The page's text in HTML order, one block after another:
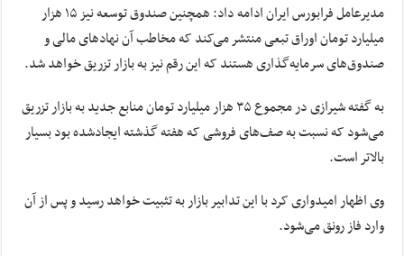
مدیرعامل فرابورس ایران ادامه داد: همچنین صندوق توسعه نیز ۱۵ هزار
میلیارد تومان اوراق تبعی منتشر می‌کند که مخاطب آن نهادهای مالی و
صندوق‌های سرمایه‌گذاری هستند که این رقم نیز به بازار تزریق خواهد شد.
به گفته شیرازی در مجموع ۳۵ هزار میلیارد تومان منابع جدید به بازار تزریق
می‌شود که نسبت به صف‌های فروشی که هفته گذشته ایجادشده بود بسیار
بالاتر است.
وی اظهار امیدواری کرد با این تدابیر بازار به تثبیت خواهد رسید و پس از آن
وارد فاز رونق می‌شود.